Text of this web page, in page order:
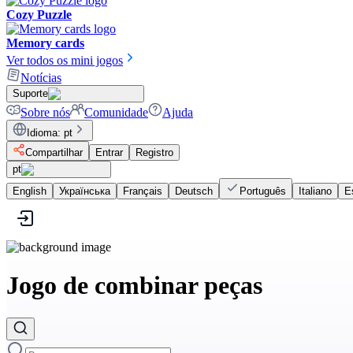
Cozy Puzzle
Memory cards
Ver todos os mini jogos
Notícias
Suporte
Sobre nós Comunidade Ajuda
Idioma: pt
Compartilhar
Entrar
Registro
pt
English
Українська Français Deutsch Português Italiano
Jogo de combinar peças